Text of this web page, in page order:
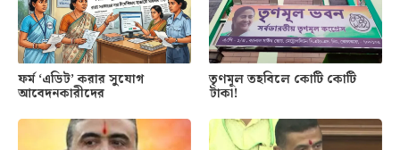
ফর্ম ‘এডিট’ করার সুযোগ
আবেদনকারীদের
তৃণমূল তহবিলে কোটি কোটি
টাকা!